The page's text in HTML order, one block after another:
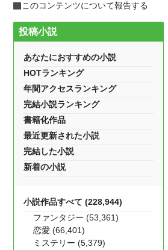
このコンテンツについて報告する
投稿小説
あなたにおすすめの小説
HOTランキング
年間アクセスランキング
完結小説ランキング
書籍化作品
最近更新された小説
完結した小説
新着の小説
小説作品すべて (228,944)
ファンタジー (53,361)
恋愛 (66,401)
ミステリー (5,379)